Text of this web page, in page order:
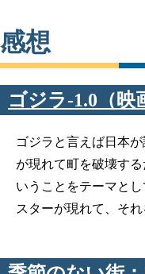
感想
ゴジラ-1.0（映
ゴジラと言えば日本
が現れて町を破壊す
いうことをテーマと
スターが現れて、そ